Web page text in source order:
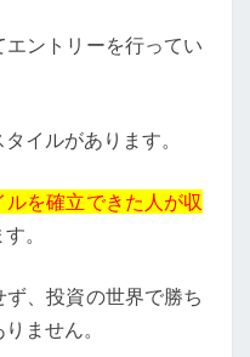
ントリーを行ってい
イルがあります。
ルを確立できた人が収
。
、投資の世界で勝ち
ません。